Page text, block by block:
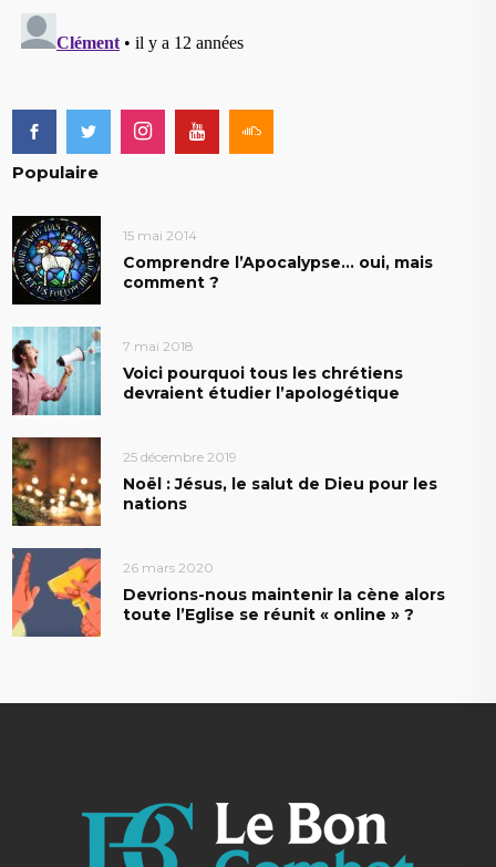
Populaire
15 mai 2014
Comprendre l’Apocalypse… oui, mais
comment ?
7 mai 2018
Voici pourquoi tous les chrétiens
devraient étudier l’apologétique
25 décembre 2019
Noël : Jésus, le salut de Dieu pour les
nations
26 mars 2020
Devrions-nous maintenir la cène alors
toute l’Eglise se réunit « online » ?